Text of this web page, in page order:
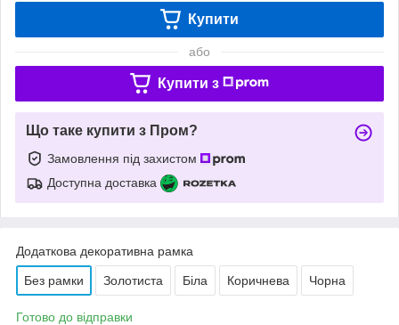
Купити
або
Купити з
Що таке купити з Пром?
Замовлення під захистом
Доступна доставка
Додаткова декоративна рамка
Без рамки Золотиста Біла Коричнева Чорна
Готово до відправки